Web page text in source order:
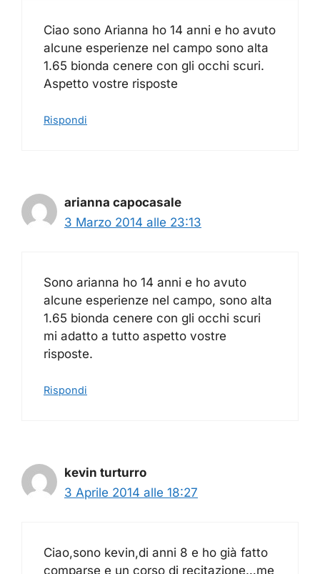
Ciao sono Arianna ho 14 anni e ho avuto
alcune esperienze nel campo sono alta
1.65 bionda cenere con gli occhi scuri.
Aspetto vostre risposte
Rispondi
arianna capocasale
3 Marzo 2014 alle 23:13
Sono arianna ho 14 anni e ho avuto
alcune esperienze nel campo, sono alta
1.65 bionda cenere con gli occhi scuri
mi adatto a tutto aspetto vostre
risposte.
Rispondi
kevin turturro
3 Aprile 2014 alle 18:27
Ciao,sono kevin,di anni 8 e ho già fatto
comparse e un corso di recitazione…me